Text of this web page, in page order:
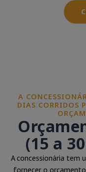
A
DIAS CORRIDOS
(15 a
A concessionária tem
fornecer o